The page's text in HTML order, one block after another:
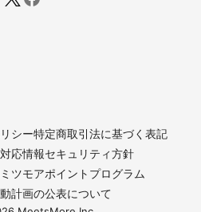
シー特定商取引法に基づく表記
応情報セキュリティ方針
ミツモアポイントプログラム
計画の公表について